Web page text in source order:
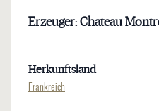
Erzeuger: Chateau
Herkunftsland
Frankreich